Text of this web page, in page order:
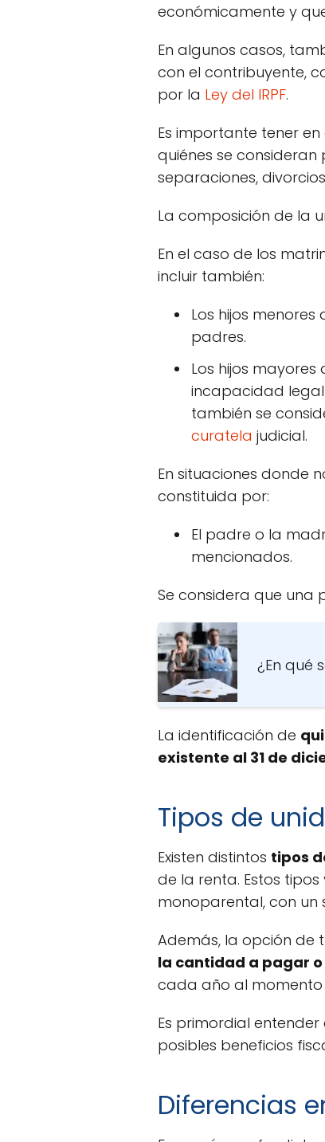
económicamente y
En algunos casos,
con el contribuyente,
por la Ley del IRPF.
Es importante tener
quiénes se
separaciones,
La composición de la
En el caso de los
incluir también:
Los hijos
padres.
Los hijos
incapacidad
también se
curatela judicial.
En situaciones donde
constituida por:
El padre o la
mencionados.
Se considera que una
¿En qué
La identificación de
existente al 31 de
Tipos de
Existen distintos tipos
de la renta. Estos
monoparental, con un
Además, la opción de
la cantidad a pagar
cada año al
Es primordial
posibles beneficios
Diferencias